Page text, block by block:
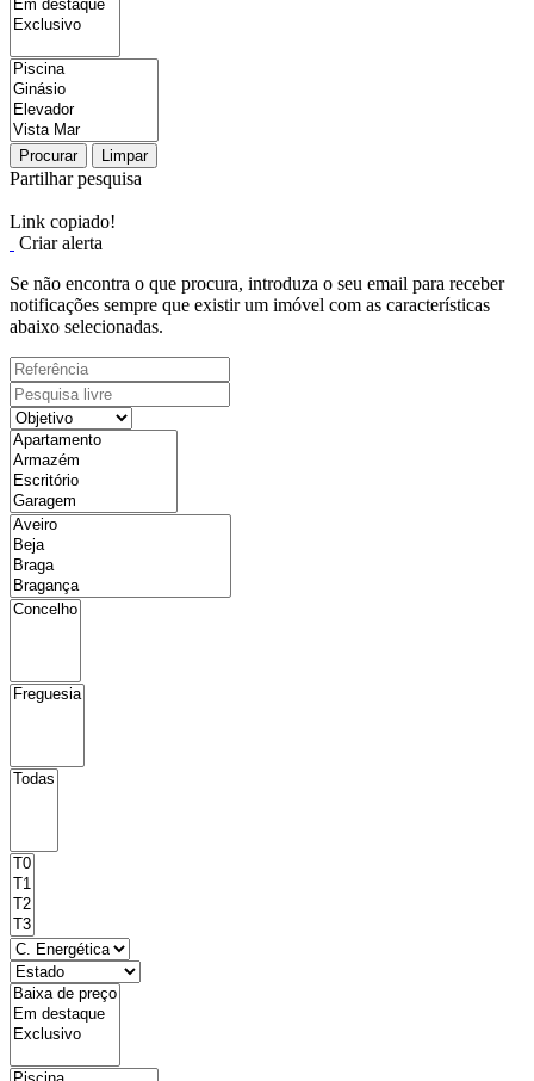
Procurar Limpar
Partilhar pesquisa
Link copiado!
Criar alerta
Se não encontra o que procura, introduza o seu email para receber
notificações sempre que existir um imóvel com as características
abaixo selecionadas.